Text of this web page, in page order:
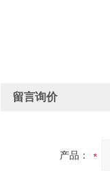
留言询价
产品：